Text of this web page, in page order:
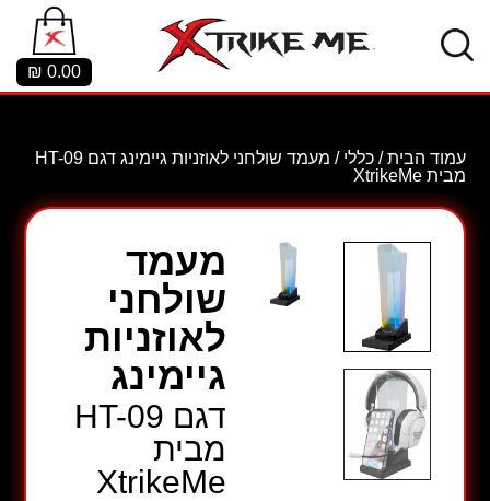
0.00
₪
עמוד הבית/כללי
/ מעמד שולחני לאוזניות גיימינג דגם HT-09
מבית XtrikeMe
מעמד
שולחני
לאוזניות
גיימינג
דגם HT-09
מבית
XtrikeMe